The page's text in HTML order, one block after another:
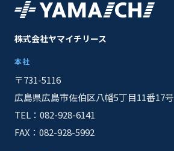
株式会社ヤマイチリース
本社
〒731-5116
広島県広島市佐伯区八幡5丁目11番17号
TEL：082-928-6141
FAX：082-928-5992